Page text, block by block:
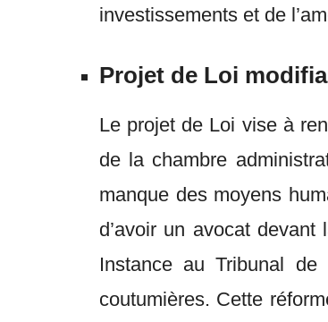
investissements et de
Projet de Loi
Le projet de Loi vise à
de la chambre
manque des moyens
d’avoir un avocat
Instance au Tribunal
coutumières. Cette